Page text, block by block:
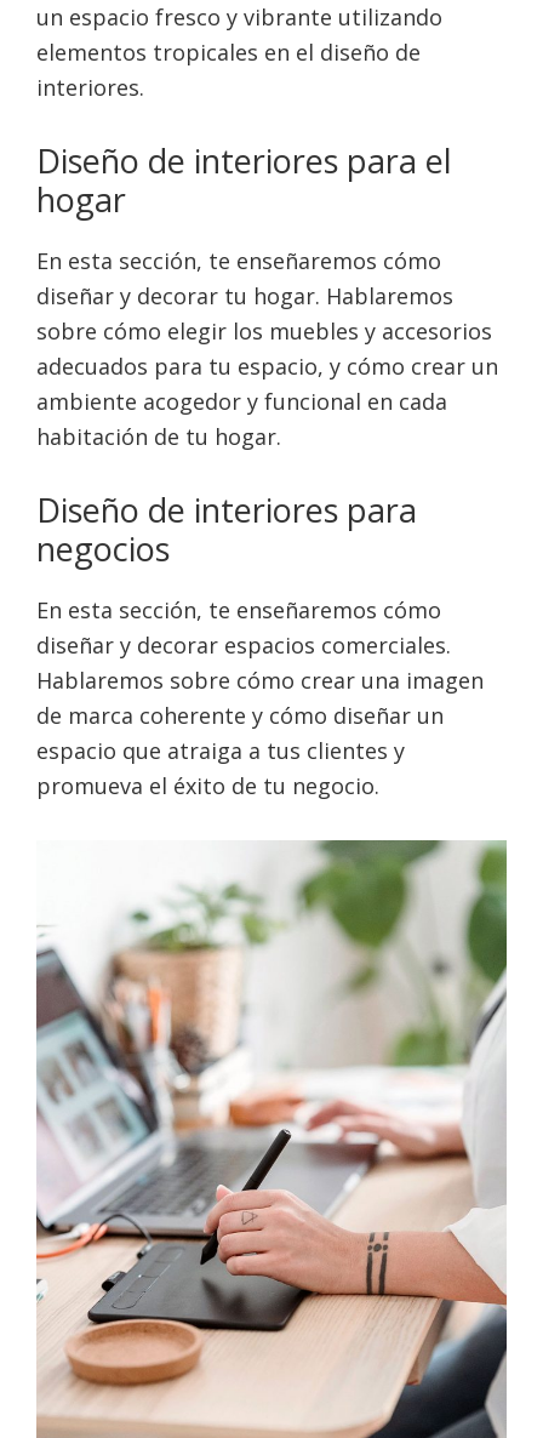
un espacio fresco y vibrante utilizando
elementos tropicales en el diseño de
interiores.
Diseño de interiores para el
hogar
En esta sección, te enseñaremos cómo
diseñar y decorar tu hogar. Hablaremos
sobre cómo elegir los muebles y accesorios
adecuados para tu espacio, y cómo crear un
ambiente acogedor y funcional en cada
habitación de tu hogar.
Diseño de interiores para
negocios
En esta sección, te enseñaremos cómo
diseñar y decorar espacios comerciales.
Hablaremos sobre cómo crear una imagen
de marca coherente y cómo diseñar un
espacio que atraiga a tus clientes y
promueva el éxito de tu negocio.